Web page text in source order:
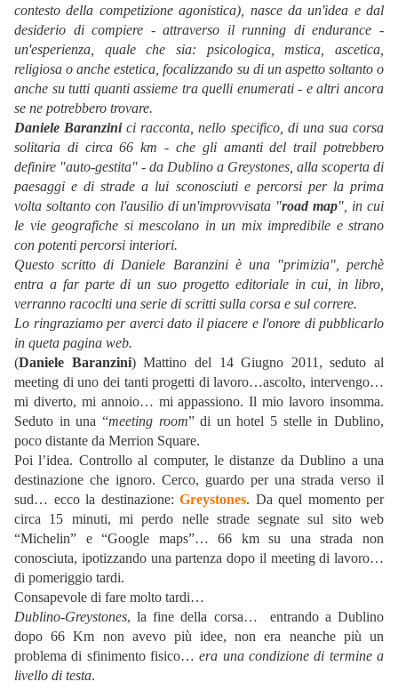
contesto della competizione agonistica), nasce da un'idea e dal
desiderio di compiere - attraverso il running di endurance -
un'esperienza, quale che sia: psicologica, mstica, ascetica,
religiosa o anche estetica, focalizzando su di un aspetto soltanto o
anche su tutti quanti assieme tra quelli enumerati - e altri ancora
se ne potrebbero trovare.
Daniele Baranzinici racconta, nello specifico, di una sua corsa
solitaria di circa 66 km - che gli amanti del trail potrebbero
definire "auto-gestita" - da Dublino a Greystones, alla scoperta di
paesaggi e di strade a lui sconosciuti e percorsi per la prima
volta soltanto con l'ausilio di un'improvvisata "road map", in cui
le vie geografiche si mescolano in un mix impredibile e strano
con potenti percorsi interiori.
Questo scritto di Daniele Baranzini è una "primizia", perchè
entra a far parte di un suo progetto editoriale in cui, in libro,
verranno racoclti una serie di scritti sulla corsa e sul correre.
Lo ringraziamo per averci dato il piacere e l'onore di pubblicarlo
in queta pagina web.
(Daniele Baranzini) Mattino del 14 Giugno 2011, seduto al
meeting di uno dei tanti progetti di lavoro…ascolto, intervengo…
mi diverto, mi annoio… mi appassiono. Il mio lavoro insomma.
Seduto in una “meeting room” di un hotel 5 stelle in Dublino,
poco distante da Merrion Square.
Poi l’idea. Controllo al computer, le distanze da Dublino a una
destinazione che ignoro. Cerco, guardo per una strada verso il
sud… ecco la destinazione: Greystones. Da quel momento per
circa 15 minuti, mi perdo nelle strade segnate sul sito web
“Michelin” e “Google maps”… 66 km su una strada non
conosciuta, ipotizzando una partenza dopo il meeting di lavoro…
di pomeriggio tardi.
Consapevole di fare molto tardi…
Dublino-Greystones, la fine della corsa…
entrando a Dublino
dopo 66 Km non avevo più idee, non era neanche più un
problema di sfinimento fisico…era una condizione di termine a
livello di testa.